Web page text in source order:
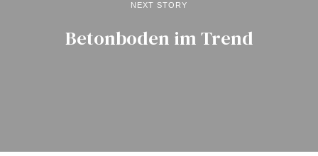
NEXT STORY
Betonboden im Trend